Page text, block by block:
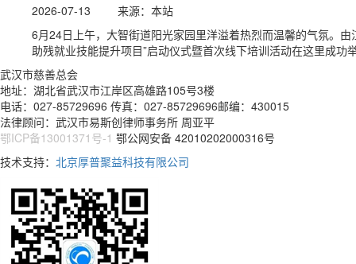
2026-07-13
来源：本站
6月24日上午，大智街道阳光家园里洋溢着热烈而温馨的气氛。
助残就业技能提升项目”启动仪式暨首次线下培训活动在这里成功
武汉市慈善总会
地址：湖北省武汉市江岸区高雄路105号3楼
电话：027-85729696 传真：027-85729696邮编：430015
法律顾问：武汉市易斯创律师事务所 周亚平
鄂ICP备13001371号-1 鄂公网安备 42010202000316号
技术支持： 北京厚普聚益科技有限公司